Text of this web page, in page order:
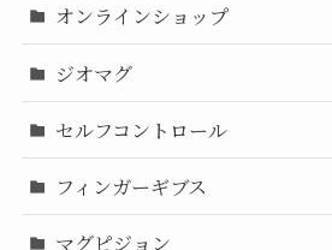
オンラインショップ
ジオマグ
セルフコントロール
フィンガーギブス
マグピジョン